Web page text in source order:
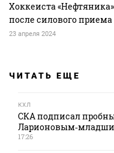
Хоккеиста
после силового
23 апреля 2024
ЧИТАТЬ ЕЩЕ
КХЛ
СКА подписал
17:26